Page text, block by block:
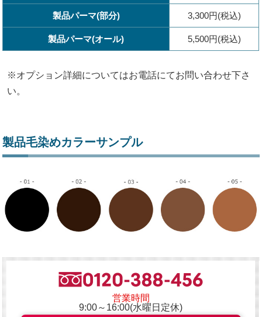
製品パーマ(部分) 3,300円(税込)
製品パーマ(オール) 5,500円(税込)
※オプション詳細についてはお電話にてお問い合わせ下さ
い。
製品毛染めカラーサンプル
営業時間
9:00～16:00(水曜日定休)